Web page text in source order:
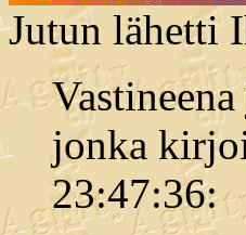
Jutun lähetti
jonka
23:47:36: